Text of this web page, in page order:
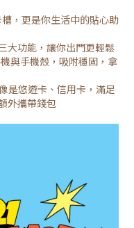
，更是你生活中的貼心助
大功能，讓你出門更輕鬆
與手機殼，吸附穩固，拿
是悠遊卡、信用卡，滿足
外攜帶錢包